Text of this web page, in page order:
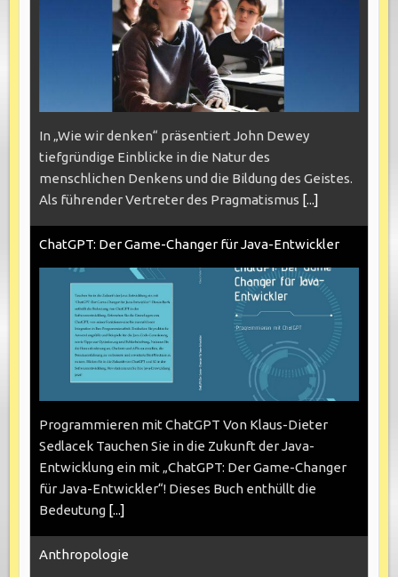
In „Wie wir denken“ präsentiert John Dewey
tiefgründige Einblicke in die Natur des
menschlichen Denkens und die Bildung des Geistes.
Als führender Vertreter des Pragmatismus [...]
ChatGPT: Der Game-Changer für Java-Entwickler
Programmieren mit ChatGPT Von Klaus-Dieter
Sedlacek Tauchen Sie in die Zukunft der Java-
Entwicklung ein mit „ChatGPT: Der Game-Changer
für Java-Entwickler“! Dieses Buch enthüllt die
Bedeutung [...]
Anthropologie